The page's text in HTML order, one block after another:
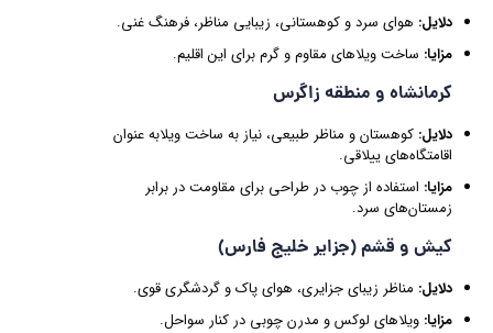
دلایل: هوای سرد و کوهستانی، زیبایی مناظر، فرهنگ غنی.
مزایا: ساخت ویلاهای مقاوم و گرم برای این اقلیم.
کرمانشاه و منطقه زاگرس
دلایل: کوهستان و مناظر طبیعی، نیاز به ساخت ویلابه عنوان
اقامتگاه‌های ییلاقی.
مزایا: استفاده از چوب در طراحی برای مقاومت در برابر
زمستان‌های سرد.
کیش و قشم (جزایر خلیج فارس)
دلایل: مناظر زیبای جزایری، هوای پاک و گردشگری قوی.
مزایا: ویلاهای لوکس و مدرن چوبی در کنار سواحل.